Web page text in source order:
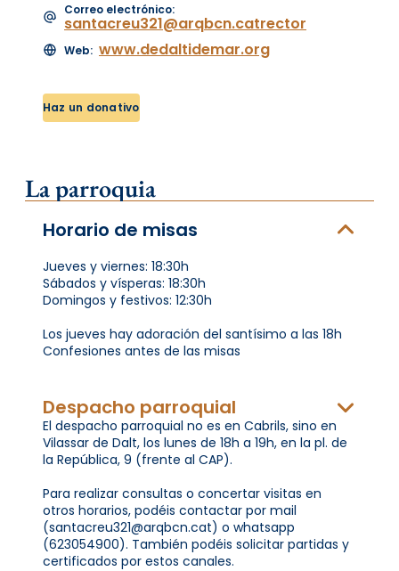
Correo electrónico:
santacreu321@arqbcn.catrector
Web: www.dedaltidemar.org
Haz un donativo
La parroquia
Horario de misas
Jueves y viernes: 18:30h
Sábados y vísperas: 18:30h
Domingos y festivos: 12:30h
Los jueves hay adoración del santísimo a las 18h
Confesiones antes de las misas
Despacho parroquial
El despacho parroquial no es en Cabrils, sino en
Vilassar de Dalt, los lunes de 18h a 19h, en la pl. de
la República, 9 (frente al CAP).
Para realizar consultas o concertar visitas en
otros horarios, podéis contactar por mail
(santacreu321@arqbcn.cat) o whatsapp
(623054900). También podéis solicitar partidas y
certificados por estos canales.